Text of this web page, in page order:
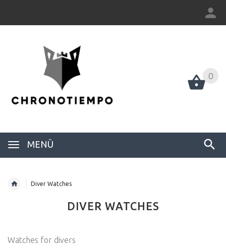
0
MENÜ
0
Diver Watches
DIVER WATCHES
Watches for divers